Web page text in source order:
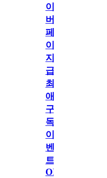
이
버
페
이
지
급!
최
애
구
독
이
벤
트
OPEN!